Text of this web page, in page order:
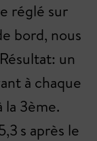
réglé sur
bord, nous
un
à chaque
la 3ème.
s après le